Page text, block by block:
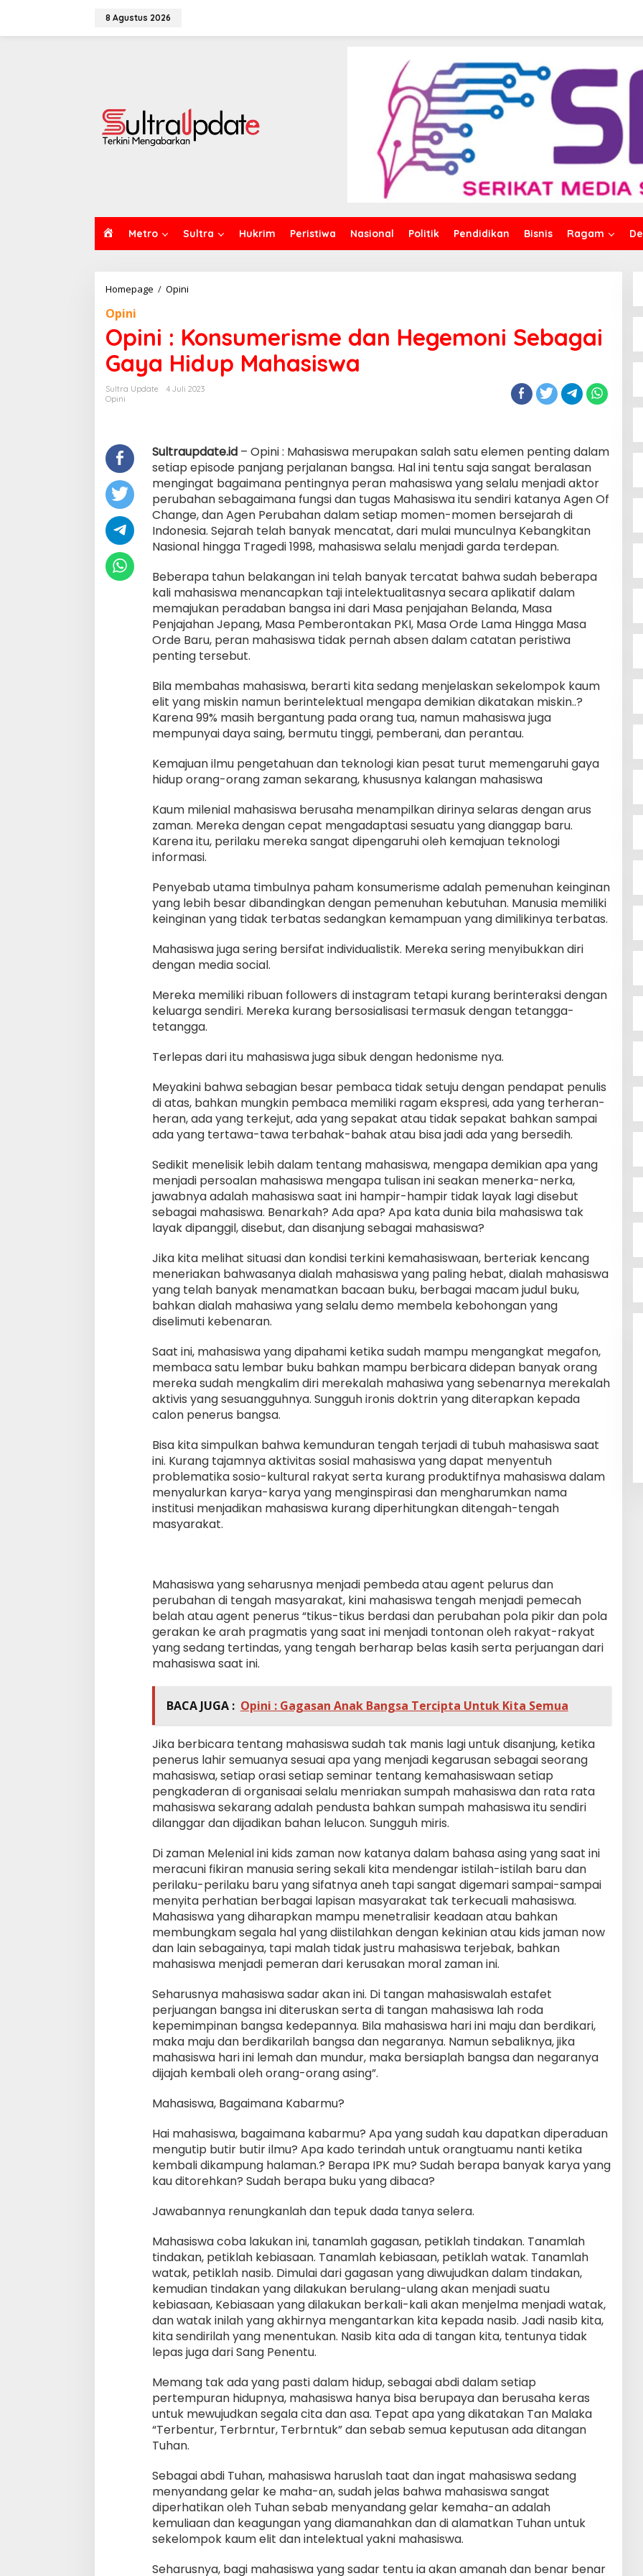
8 Agustus 2026
Metro Sultra Hukrim Peristiwa Nasional Politik Pendidikan Bisnis Ragam
Homepage / Opini
dan
Hegemoni
Sebagai
Gaya
Mahasiswa
Opini
Opini : Konsumerisme dan Hegemoni Sebagai
Gaya Hidup Mahasiswa
Sultra Update
4 Juli 2023
Opini
Sultraupdate.id– Opini : Mahasiswa merupakan salah satu elemen penting dalam
setiap episode panjang perjalanan bangsa. Hal ini tentu saja sangat beralasan
mengingat bagaimana pentingnya peran mahasiswa yang selalu menjadi aktor
perubahan sebagaimana fungsi dan tugas Mahasiswa itu sendiri katanya Agen Of
Change, dan Agen Perubahan dalam setiap momen-momen bersejarah di
Indonesia. Sejarah telah banyak mencatat, dari mulai munculnya Kebangkitan
Nasional hingga Tragedi 1998, mahasiswa selalu menjadi garda terdepan.
Beberapa tahun belakangan ini telah banyak tercatat bahwa sudah beberapa
kali mahasiswa menancapkan taji intelektualitasnya secara aplikatif dalam
memajukan peradaban bangsa ini dari Masa penjajahan Belanda, Masa
Penjajahan Jepang, Masa Pemberontakan PKI, Masa Orde Lama Hingga Masa
Orde Baru, peran mahasiswa tidak pernah absen dalam catatan peristiwa
penting tersebut.
Bila membahas mahasiswa, berarti kita sedang menjelaskan sekelompok kaum
elit yang miskin namun berintelektual mengapa demikian dikatakan miskin..?
Karena 99% masih bergantung pada orang tua, namun mahasiswa juga
mempunyai daya saing, bermutu tinggi, pemberani, dan perantau.
Kemajuan ilmu pengetahuan dan teknologi kian pesat turut memengaruhi gaya
hidup orang-orang zaman sekarang, khususnya kalangan mahasiswa
Kaum milenial mahasiswa berusaha menampilkan dirinya selaras dengan arus
zaman. Mereka dengan cepat mengadaptasi sesuatu yang dianggap baru.
Karena itu, perilaku mereka sangat dipengaruhi oleh kemajuan teknologi
informasi.
Penyebab utama timbulnya paham konsumerisme adalah pemenuhan keinginan
yang lebih besar dibandingkan dengan pemenuhan kebutuhan. Manusia memiliki
keinginan yang tidak terbatas sedangkan kemampuan yang dimilikinya terbatas.
Mahasiswa juga sering bersifat individualistik. Mereka sering menyibukkan diri
dengan media social.
Mereka memiliki ribuan followers di instagram tetapi kurang berinteraksi dengan
keluarga sendiri. Mereka kurang bersosialisasi termasuk dengan tetangga-
tetangga.
Terlepas dari itu mahasiswa juga sibuk dengan hedonisme nya.
Meyakini bahwa sebagian besar pembaca tidak setuju dengan pendapat penulis
di atas, bahkan mungkin pembaca memiliki ragam ekspresi, ada yang terheran-
heran, ada yang terkejut, ada yang sepakat atau tidak sepakat bahkan sampai
ada yang tertawa-tawa terbahak-bahak atau bisa jadi ada yang bersedih.
Sedikit menelisik lebih dalam tentang mahasiswa, mengapa demikian apa yang
menjadi persoalan mahasiswa mengapa tulisan ini seakan menerka-nerka,
jawabnya adalah mahasiswa saat ini hampir-hampir tidak layak lagi disebut
sebagai mahasiswa. Benarkah? Ada apa? Apa kata dunia bila mahasiswa tak
layak dipanggil, disebut, dan disanjung sebagai mahasiswa?
Jika kita melihat situasi dan kondisi terkini kemahasiswaan, berteriak kencang
meneriakan bahwasanya dialah mahasiswa yang paling hebat, dialah mahasiswa
yang telah banyak menamatkan bacaan buku, berbagai macam judul buku,
bahkan dialah mahasiwa yang selalu demo membela kebohongan yang
diselimuti kebenaran.
Saat ini, mahasiswa yang dipahami ketika sudah mampu mengangkat megafon,
membaca satu lembar buku bahkan mampu berbicara didepan banyak orang
mereka sudah mengkalim diri merekalah mahasiwa yang sebenarnya merekalah
aktivis yang sesuangguhnya. Sungguh ironis doktrin yang diterapkan kepada
calon penerus bangsa.
Bisa kita simpulkan bahwa kemunduran tengah terjadi di tubuh mahasiswa saat
ini. Kurang tajamnya aktivitas sosial mahasiswa yang dapat menyentuh
problematika sosio-kultural rakyat serta kurang produktifnya mahasiswa dalam
menyalurkan karya-karya yang menginspirasi dan mengharumkan nama
institusi menjadikan mahasiswa kurang diperhitungkan ditengah-tengah
masyarakat.
Mahasiswa yang seharusnya menjadi pembeda atau agent pelurus dan
perubahan di tengah masyarakat, kini mahasiswa tengah menjadi pemecah
belah atau agent penerus “tikus-tikus berdasi dan perubahan pola pikir dan pola
gerakan ke arah pragmatis yang saat ini menjadi tontonan oleh rakyat-rakyat
yang sedang tertindas, yang tengah berharap belas kasih serta perjuangan dari
mahasiswa saat ini.
BACA JUGA : Opini : Gagasan Anak Bangsa Tercipta Untuk Kita Semua
Jika berbicara tentang mahasiswa sudah tak manis lagi untuk disanjung, ketika
penerus lahir semuanya sesuai apa yang menjadi kegarusan sebagai seorang
mahasiswa, setiap orasi setiap seminar tentang kemahasiswaan setiap
pengkaderan di organisaai selalu menriakan sumpah mahasiswa dan rata rata
mahasiswa sekarang adalah pendusta bahkan sumpah mahasiswa itu sendiri
dilanggar dan dijadikan bahan lelucon. Sungguh miris.
Di zaman Melenial ini kids zaman now katanya dalam bahasa asing yang saat ini
meracuni fikiran manusia sering sekali kita mendengar istilah-istilah baru dan
perilaku-perilaku baru yang sifatnya aneh tapi sangat digemari sampai-sampai
menyita perhatian berbagai lapisan masyarakat tak terkecuali mahasiswa.
Mahasiswa yang diharapkan mampu menetralisir keadaan atau bahkan
membungkam segala hal yang diistilahkan dengan kekinian atau kids jaman now
dan lain sebagainya, tapi malah tidak justru mahasiswa terjebak, bahkan
mahasiswa menjadi pemeran dari kerusakan moral zaman ini.
Seharusnya mahasiswa sadar akan ini. Di tangan mahasiswalah estafet
perjuangan bangsa ini diteruskan serta di tangan mahasiswa lah roda
kepemimpinan bangsa kedepannya. Bila mahasiswa hari ini maju dan berdikari,
maka maju dan berdikarilah bangsa dan negaranya. Namun sebaliknya, jika
mahasiswa hari ini lemah dan mundur, maka bersiaplah bangsa dan negaranya
dijajah kembali oleh orang-orang asing”.
Mahasiswa, Bagaimana Kabarmu?
Hai mahasiswa, bagaimana kabarmu? Apa yang sudah kau dapatkan diperaduan
mengutip butir butir ilmu? Apa kado terindah untuk orangtuamu nanti ketika
kembali dikampung halaman.? Berapa IPK mu? Sudah berapa banyak karya yang
kau ditorehkan? Sudah berapa buku yang dibaca?
Jawabannya renungkanlah dan tepuk dada tanya selera.
Mahasiswa coba lakukan ini, tanamlah gagasan, petiklah tindakan. Tanamlah
tindakan, petiklah kebiasaan. Tanamlah kebiasaan, petiklah watak. Tanamlah
watak, petiklah nasib. Dimulai dari gagasan yang diwujudkan dalam tindakan,
kemudian tindakan yang dilakukan berulang-ulang akan menjadi suatu
kebiasaan, Kebiasaan yang dilakukan berkali-kali akan menjelma menjadi watak,
dan watak inilah yang akhirnya mengantarkan kita kepada nasib. Jadi nasib kita,
kita sendirilah yang menentukan. Nasib kita ada di tangan kita, tentunya tidak
lepas juga dari Sang Penentu.
Memang tak ada yang pasti dalam hidup, sebagai abdi dalam setiap
pertempuran hidupnya, mahasiswa hanya bisa berupaya dan berusaha keras
untuk mewujudkan segala cita dan asa. Tepat apa yang dikatakan Tan Malaka
“Terbentur, Terbrntur, Terbrntuk” dan sebab semua keputusan ada ditangan
Tuhan.
Sebagai abdi Tuhan, mahasiswa haruslah taat dan ingat mahasiswa sedang
menyandang gelar ke maha-an, sudah jelas bahwa mahasiswa sangat
diperhatikan oleh Tuhan sebab menyandang gelar kemaha-an adalah
kemuliaan dan keagungan yang diamanahkan dan di alamatkan Tuhan untuk
sekelompok kaum elit dan intelektual yakni mahasiswa.
Seharusnya, bagi mahasiswa yang sadar tentu ia akan amanah dan benar benar
Bupati Ikbar Percepat Pendataan
Pekebun Sawit, Dorong Legalitas
STDB Dan Sertifikasi ISPO di